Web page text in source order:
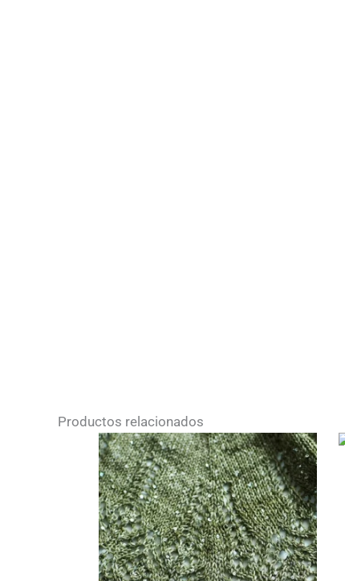
Productos relacionados